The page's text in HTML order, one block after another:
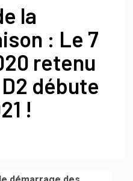
la
: Le 7
retenu
débute
!